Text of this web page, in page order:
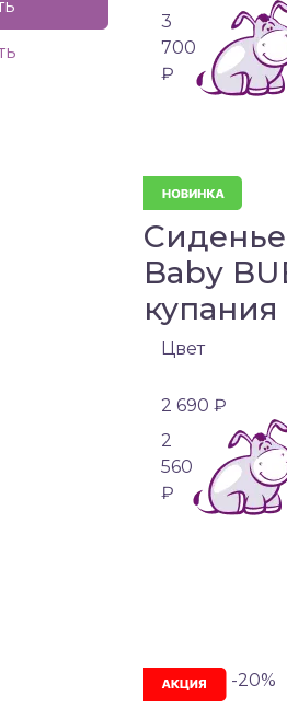
3
700
₽
Baby
купания
Цвет
2 690 ₽
2
560
₽
-20%